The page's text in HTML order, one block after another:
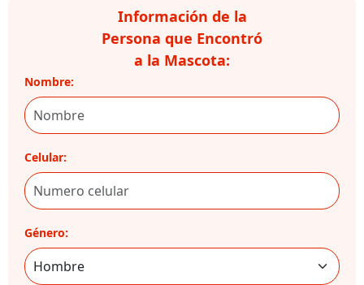
Información de la
Persona que Encontró
a la Mascota:
Nombre:
Celular:
Género: